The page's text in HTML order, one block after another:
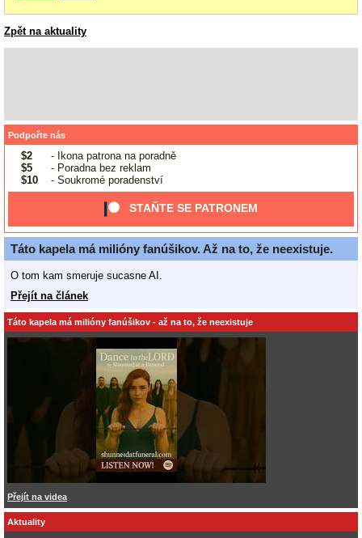
Zpět na aktuality
Podpořte nás
$2
- Ikona patrona na poradně
$5
- Poradna bez reklam
$10
- Soukromé poradenství
STAŇTE SE PATRONEM
Táto kapela má milióny fanúšikov. Až na to, že neexistuje.
O tom kam smeruje sucasne AI.
Přejít na článek
Táto kapela má milióny fanúšikov - až na to, že neexistuje
Přejít na videa
Aktuality